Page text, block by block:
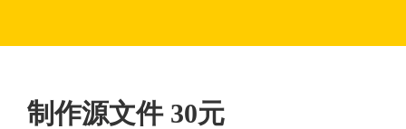
制作源文件 30元